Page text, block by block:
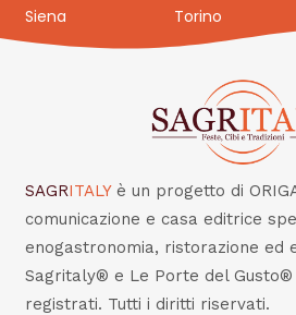
Siena
Torino
SAGRITALY è un progetto di
comunicazione e casa editrice
enogastronomia, ristorazione ed
Sagritaly® e Le Porte del Gusto®
registrati. Tutti i diritti riservati.